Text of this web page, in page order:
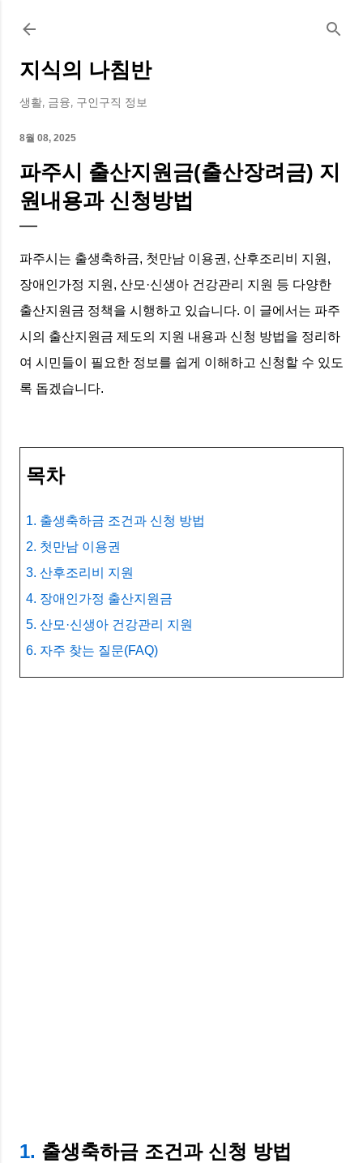
지식의 나침반
생활, 금융, 구인구직 정보
8월 08, 2025
파주시 출산지원금(출산장려금) 지
원내용과 신청방법
파주시는 출생축하금, 첫만남 이용권, 산후조리비 지원,
장애인가정 지원, 산모·신생아 건강관리 지원 등 다양한
출산지원금 정책을 시행하고 있습니다. 이 글에서는 파주
시의 출산지원금 제도의 지원 내용과 신청 방법을 정리하
여 시민들이 필요한 정보를 쉽게 이해하고 신청할 수 있도
록 돕겠습니다.
목차
1. 출생축하금 조건과 신청 방법
2. 첫만남 이용권
3. 산후조리비 지원
4. 장애인가정 출산지원금
5. 산모·신생아 건강관리 지원
6. 자주 찾는 질문(FAQ)
1. 출생축하금 조건과 신청 방법